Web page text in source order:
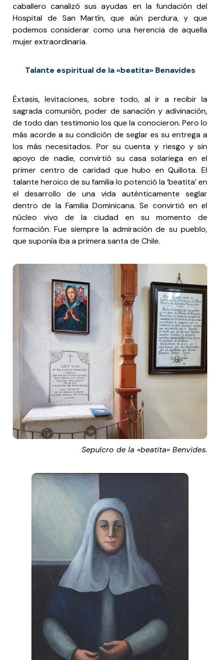
caballero canalizó sus ayudas en la fundación del
Hospital de San Martín, que aún perdura, y que
podemos considerar como una herencia de aquella
mujer extraordinaria.
Talante espiritual de la «beatita» Benavides
Éxtasis, levitaciones, sobre todo, al ir a recibir la
sagrada comunión, poder de sanación y adivinación,
de todo dan testimonio los que la conocieron. Pero lo
más acorde a su condición de seglar es su entrega a
los más necesitados. Por su cuenta y riesgo y sin
apoyo de nadie, convirtió su casa solariega en el
primer centro de caridad que hubo en Quillota. El
talante heroico de su familia lo potenció la ‘beatita’ en
el desarrollo de una vida auténticamente seglar
dentro de la Familia Dominicana. Se convirtió en el
núcleo vivo de la ciudad en su momento de
formación. Fue siempre la admiración de su pueblo,
que suponía iba a primera santa de Chile.
Sepulcro de la «beatita» Benvides.